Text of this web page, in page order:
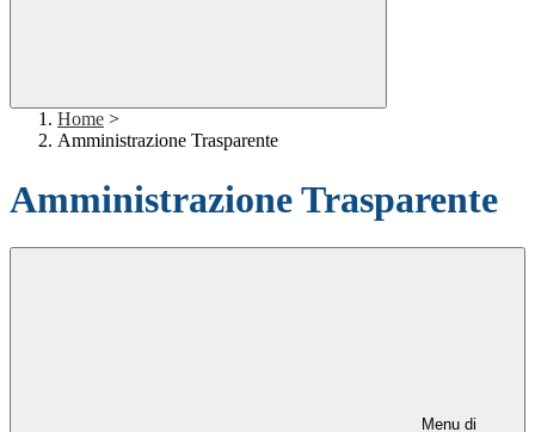
Home >
Amministrazione Trasparente
Amministrazione Trasparente
Menu di